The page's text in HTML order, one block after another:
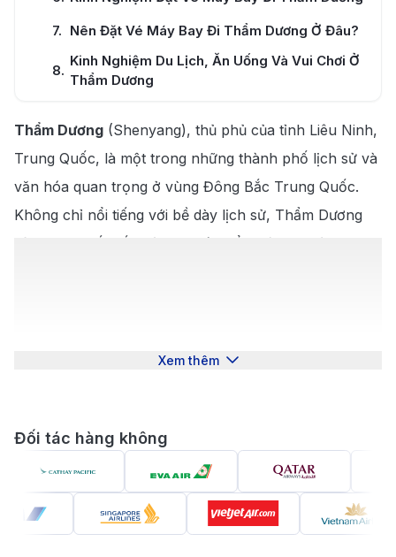
7. Nên Đặt Vé Máy Bay Đi Thẩm Dương Ở Đâu?
8.
Kinh Nghiệm Du Lịch, Ăn Uống Và Vui Chơi Ở
Thẩm Dương
Thẩm Dương (Shenyang), thủ phủ của tỉnh Liêu Ninh,
Trung Quốc, là một trong những thành phố lịch sử và
văn hóa quan trọng ở vùng Đông Bắc Trung Quốc.
Không chỉ nổi tiếng với bề dày lịch sử, Thẩm Dương
còn được biết đến với sự phát triển hiện đại và những
Thẩm Dương là một trong những thành phố lớn nhất
ở phía đông bắc Trung Quốc và từng là thủ đô của
nhà Thanh trước khi Bắc Kinh trở thành trung tâm
chính trị. Với hơn 2.000 năm lịch sử, Thẩm Dương
không chỉ là một trung tâm kinh tế và công nghiệp
Xem thêm
Đối tác hàng không